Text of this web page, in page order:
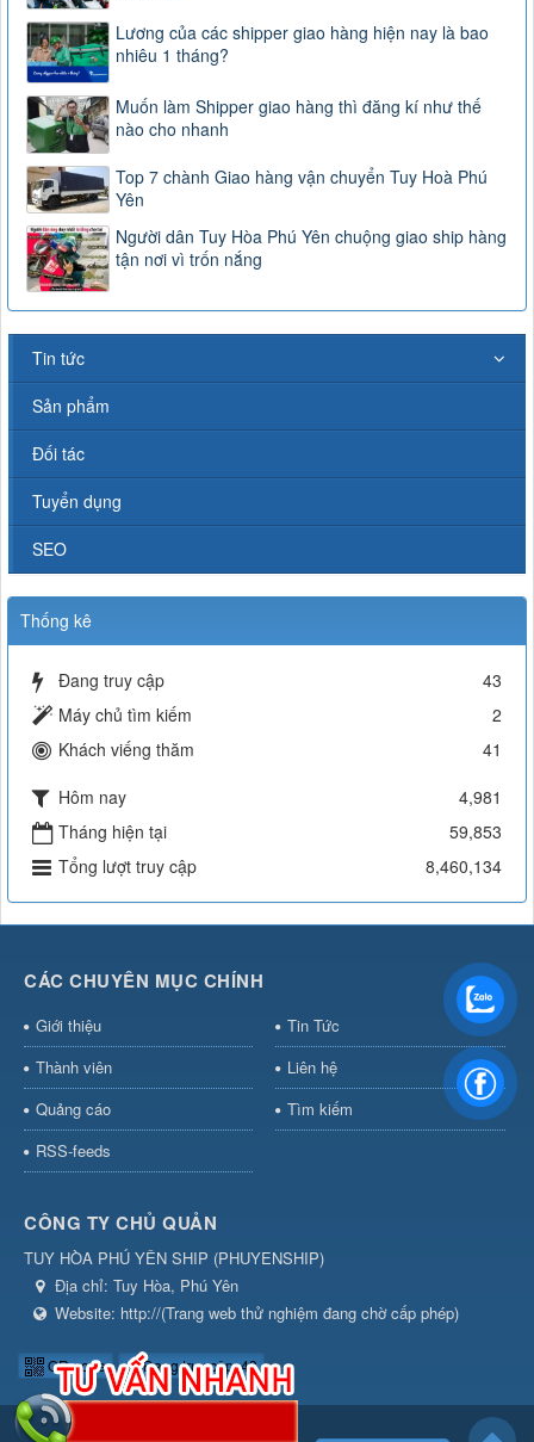
Lương của các shipper giao hàng hiện nay là bao
nhiêu 1 tháng?
Muốn làm Shipper giao hàng thì đăng kí như thế
nào cho nhanh
Top 7 chành Giao hàng vận chuyển Tuy Hoà Phú
Yên
Người dân Tuy Hòa Phú Yên chuộng giao ship hàng
tận nơi vì trốn nắng
Tin tức
Sản phẩm
Đối tác
Tuyển dụng
SEO
Thống kê
Đang truy cập
43
Máy chủ tìm kiếm
2
Khách viếng thăm
41
Hôm nay
4,981
Tháng hiện tại
59,853
Tổng lượt truy cập
8,460,134
CÁC CHUYÊN MỤC CHÍNH
Giới thiệu
Tin Tức
Thành viên
Liên hệ
Quảng cáo
Tìm kiếm
RSS-feeds
CÔNG TY CHỦ QUẢN
TUY HÒA PHÚ YÊN SHIP (PHUYENSHIP)
Địa chỉ: Tuy Hòa, Phú Yên
Website: http://(Trang web thử nghiệm đang chờ cấp phép)
QR-code Đang truy cập: 43